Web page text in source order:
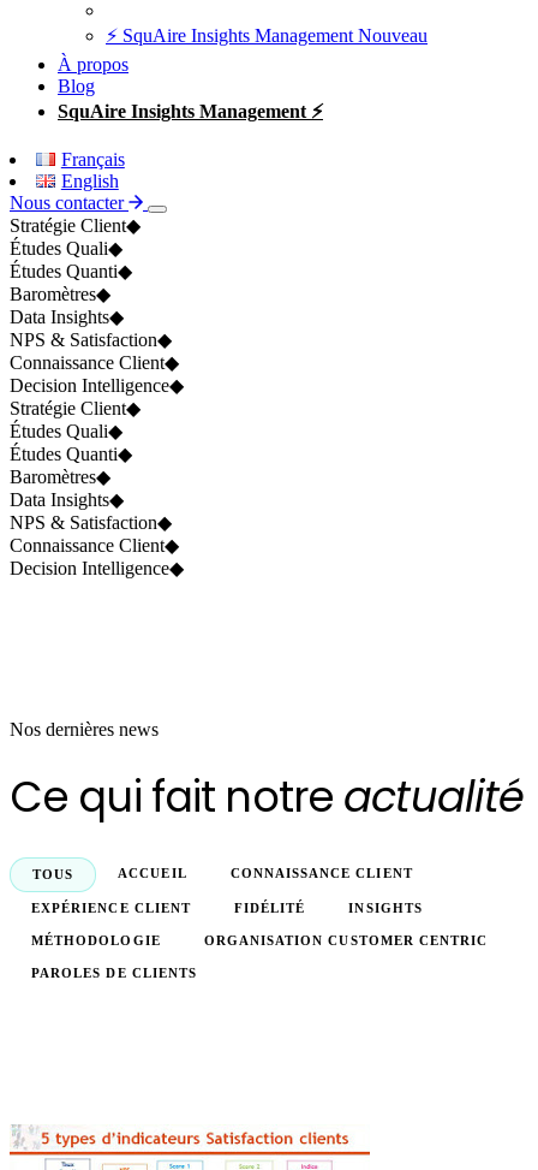
⚡ SquAire Insights Management Nouveau
À propos
Blog
SquAire Insights Management ⚡
Français
English
Nous contacter
Stratégie Client◆
Études Quali◆
Études Quanti◆
Baromètres◆
Data Insights◆
NPS & Satisfaction◆
Connaissance Client◆
Decision Intelligence◆
Stratégie Client◆
Études Quali◆
Études Quanti◆
Baromètres◆
Data Insights◆
NPS & Satisfaction◆
Connaissance Client◆
Decision Intelligence◆
Nos dernières news
Ce qui fait notre actualité
TOUS ACCUEIL CONNAISSANCE CLIENT
EXPÉRIENCE CLIENT FIDÉLITÉ INSIGHTS
MÉTHODOLOGIE ORGANISATION CUSTOMER CENTRIC
PAROLES DE CLIENTS